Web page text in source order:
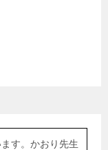
す。かおり先生